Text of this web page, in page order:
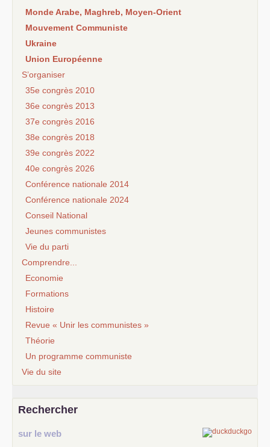
Monde Arabe, Maghreb, Moyen-Orient
Mouvement Communiste
Ukraine
Union Européenne
S’organiser
35e congrès 2010
36e congrès 2013
37e congrès 2016
38e congrès 2018
39e congrès 2022
40e congrès 2026
Conférence nationale 2014
Conférence nationale 2024
Conseil National
Jeunes communistes
Vie du parti
Comprendre...
Economie
Formations
Histoire
Revue « Unir les communistes »
Théorie
Un programme communiste
Vie du site
Rechercher
sur le web